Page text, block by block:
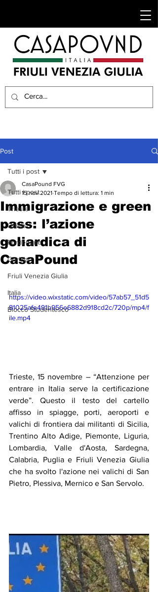
Post
Tutti i post
Trieste
Udine
Pordenone
Gorizia
Friuli Venezia Giulia
Italia
Blocco Studentesco
Tutti i post
Immigrazione e green
pass: l’azione
goliardica di
CasaPound
CasaPound FVG
15 nov 2021 Tempo di lettura: 1 min
https://video.wixstatic.com/video/57ab57_51d5
81025afe491b956e6882d918cd2c/720p/mp4/f
ile.mp4
Trieste, 15 novembre – “Attenzione per
entrare in Italia serve la certificazione
verde”. Questo il testo del cartello
affisso in spiagge, porti, aeroporti e
valichi di frontiera dai militanti di Sicilia,
Trentino Alto Adige, Piemonte, Liguria,
Lombardia, Valle d'Aosta, Sardegna,
Calabria, Puglia e Friuli Venezia Giulia
che ha svolto l'azione nei valichi di San
Pietro, Plessiva, Mernico e San Servolo.